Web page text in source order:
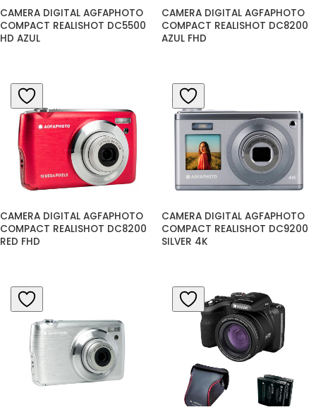
CAMERA DIGITAL AGFAPHOTO
COMPACT REALISHOT DC5500
HD AZUL
CAMERA DIGITAL AGFAPHOTO
COMPACT REALISHOT DC8200
AZUL FHD
CAMERA DIGITAL AGFAPHOTO
COMPACT REALISHOT DC8200
RED FHD
CAMERA DIGITAL AGFAPHOTO
COMPACT REALISHOT DC9200
SILVER 4K